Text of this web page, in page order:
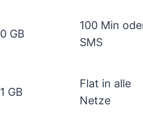
0 GB
100 Min
SMS
1 GB
Flat in alle
Netze